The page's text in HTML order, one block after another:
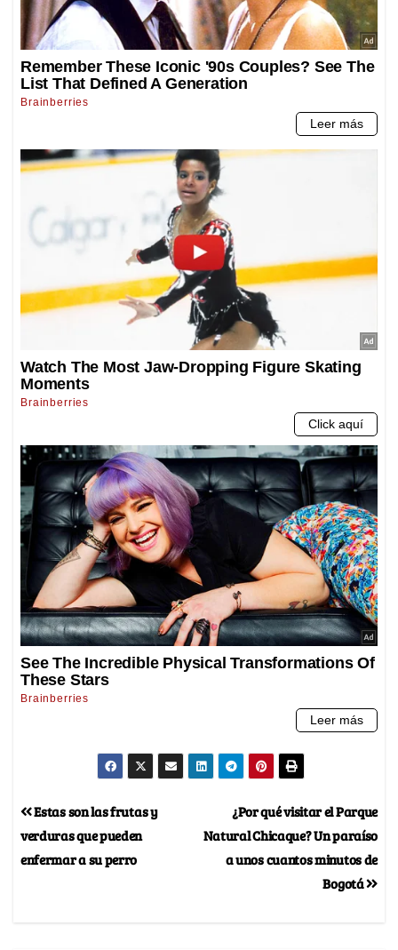
¿Por qué visitar el Parque
Natural Chicaque? Un paraíso
a unos cuantos minutos de
Bogotá
Estas son las frutas y
verduras que pueden
enfermar a su perro